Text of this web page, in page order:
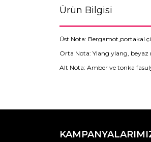
Ürün Bilgisi
Üst Nota: Bergamot,portakal
Orta Nota: Ylang ylang, beyaz
Alt Nota: Amber ve tonka
Görüş ve önerileriniz için
Ürün resmi kalitesiz,